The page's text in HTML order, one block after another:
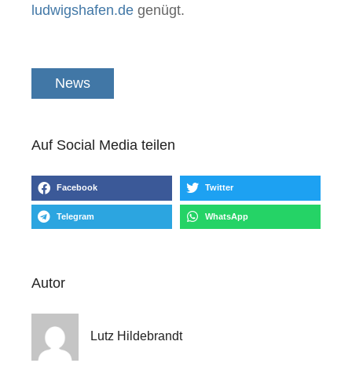
ludwigshafen.de genügt.
News
Auf Social Media teilen
Facebook Twitter
Telegram WhatsApp
Autor
Lutz Hildebrandt